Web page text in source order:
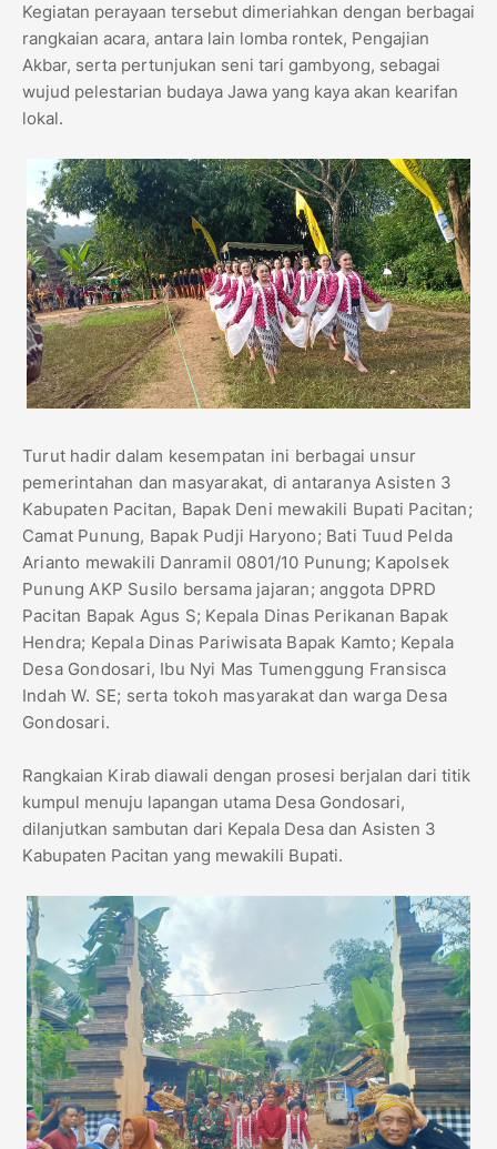
Kegiatan perayaan tersebut dimeriahkan dengan berbagai
rangkaian acara, antara lain lomba rontek, Pengajian
Akbar, serta pertunjukan seni tari gambyong, sebagai
wujud pelestarian budaya Jawa yang kaya akan kearifan
lokal.
Turut hadir dalam kesempatan ini berbagai unsur
pemerintahan dan masyarakat, di antaranya Asisten 3
Kabupaten Pacitan, Bapak Deni mewakili Bupati Pacitan;
Camat Punung, Bapak Pudji Haryono; Bati Tuud Pelda
Arianto mewakili Danramil 0801/10 Punung; Kapolsek
Punung AKP Susilo bersama jajaran; anggota DPRD
Pacitan Bapak Agus S; Kepala Dinas Perikanan Bapak
Hendra; Kepala Dinas Pariwisata Bapak Kamto; Kepala
Desa Gondosari, Ibu Nyi Mas Tumenggung Fransisca
Indah W. SE; serta tokoh masyarakat dan warga Desa
Gondosari.
Rangkaian Kirab diawali dengan prosesi berjalan dari titik
kumpul menuju lapangan utama Desa Gondosari,
dilanjutkan sambutan dari Kepala Desa dan Asisten 3
Kabupaten Pacitan yang mewakili Bupati.